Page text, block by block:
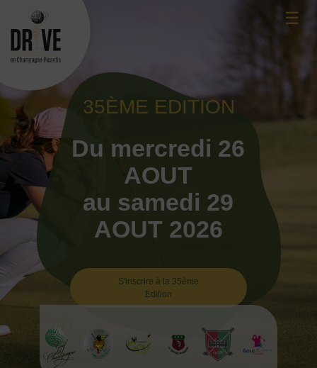
content
☰
35ÈME EDITION
Du mercredi 26
AOUT
au samedi 29
AOUT 2026
S'inscrire à la 35ème
Edition